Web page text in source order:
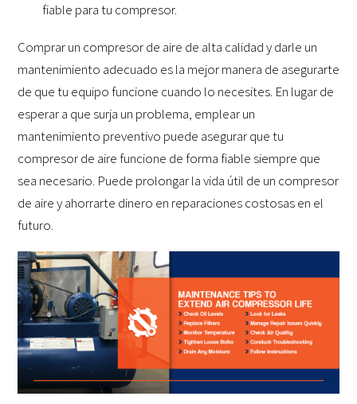
fiable para tu compresor.
Comprar un compresor de aire de alta calidad y darle un
mantenimiento adecuado es la mejor manera de asegurarte
de que tu equipo funcione cuando lo necesites. En lugar de
esperar a que surja un problema, emplear un
mantenimiento preventivo puede asegurar que tu
compresor de aire funcione de forma fiable siempre que
sea necesario. Puede prolongar la vida útil de un compresor
de aire y ahorrarte dinero en reparaciones costosas en el
futuro.